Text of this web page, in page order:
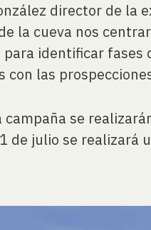
director de la
la cueva nos
identificar fases
con las
se
de julio se realizará